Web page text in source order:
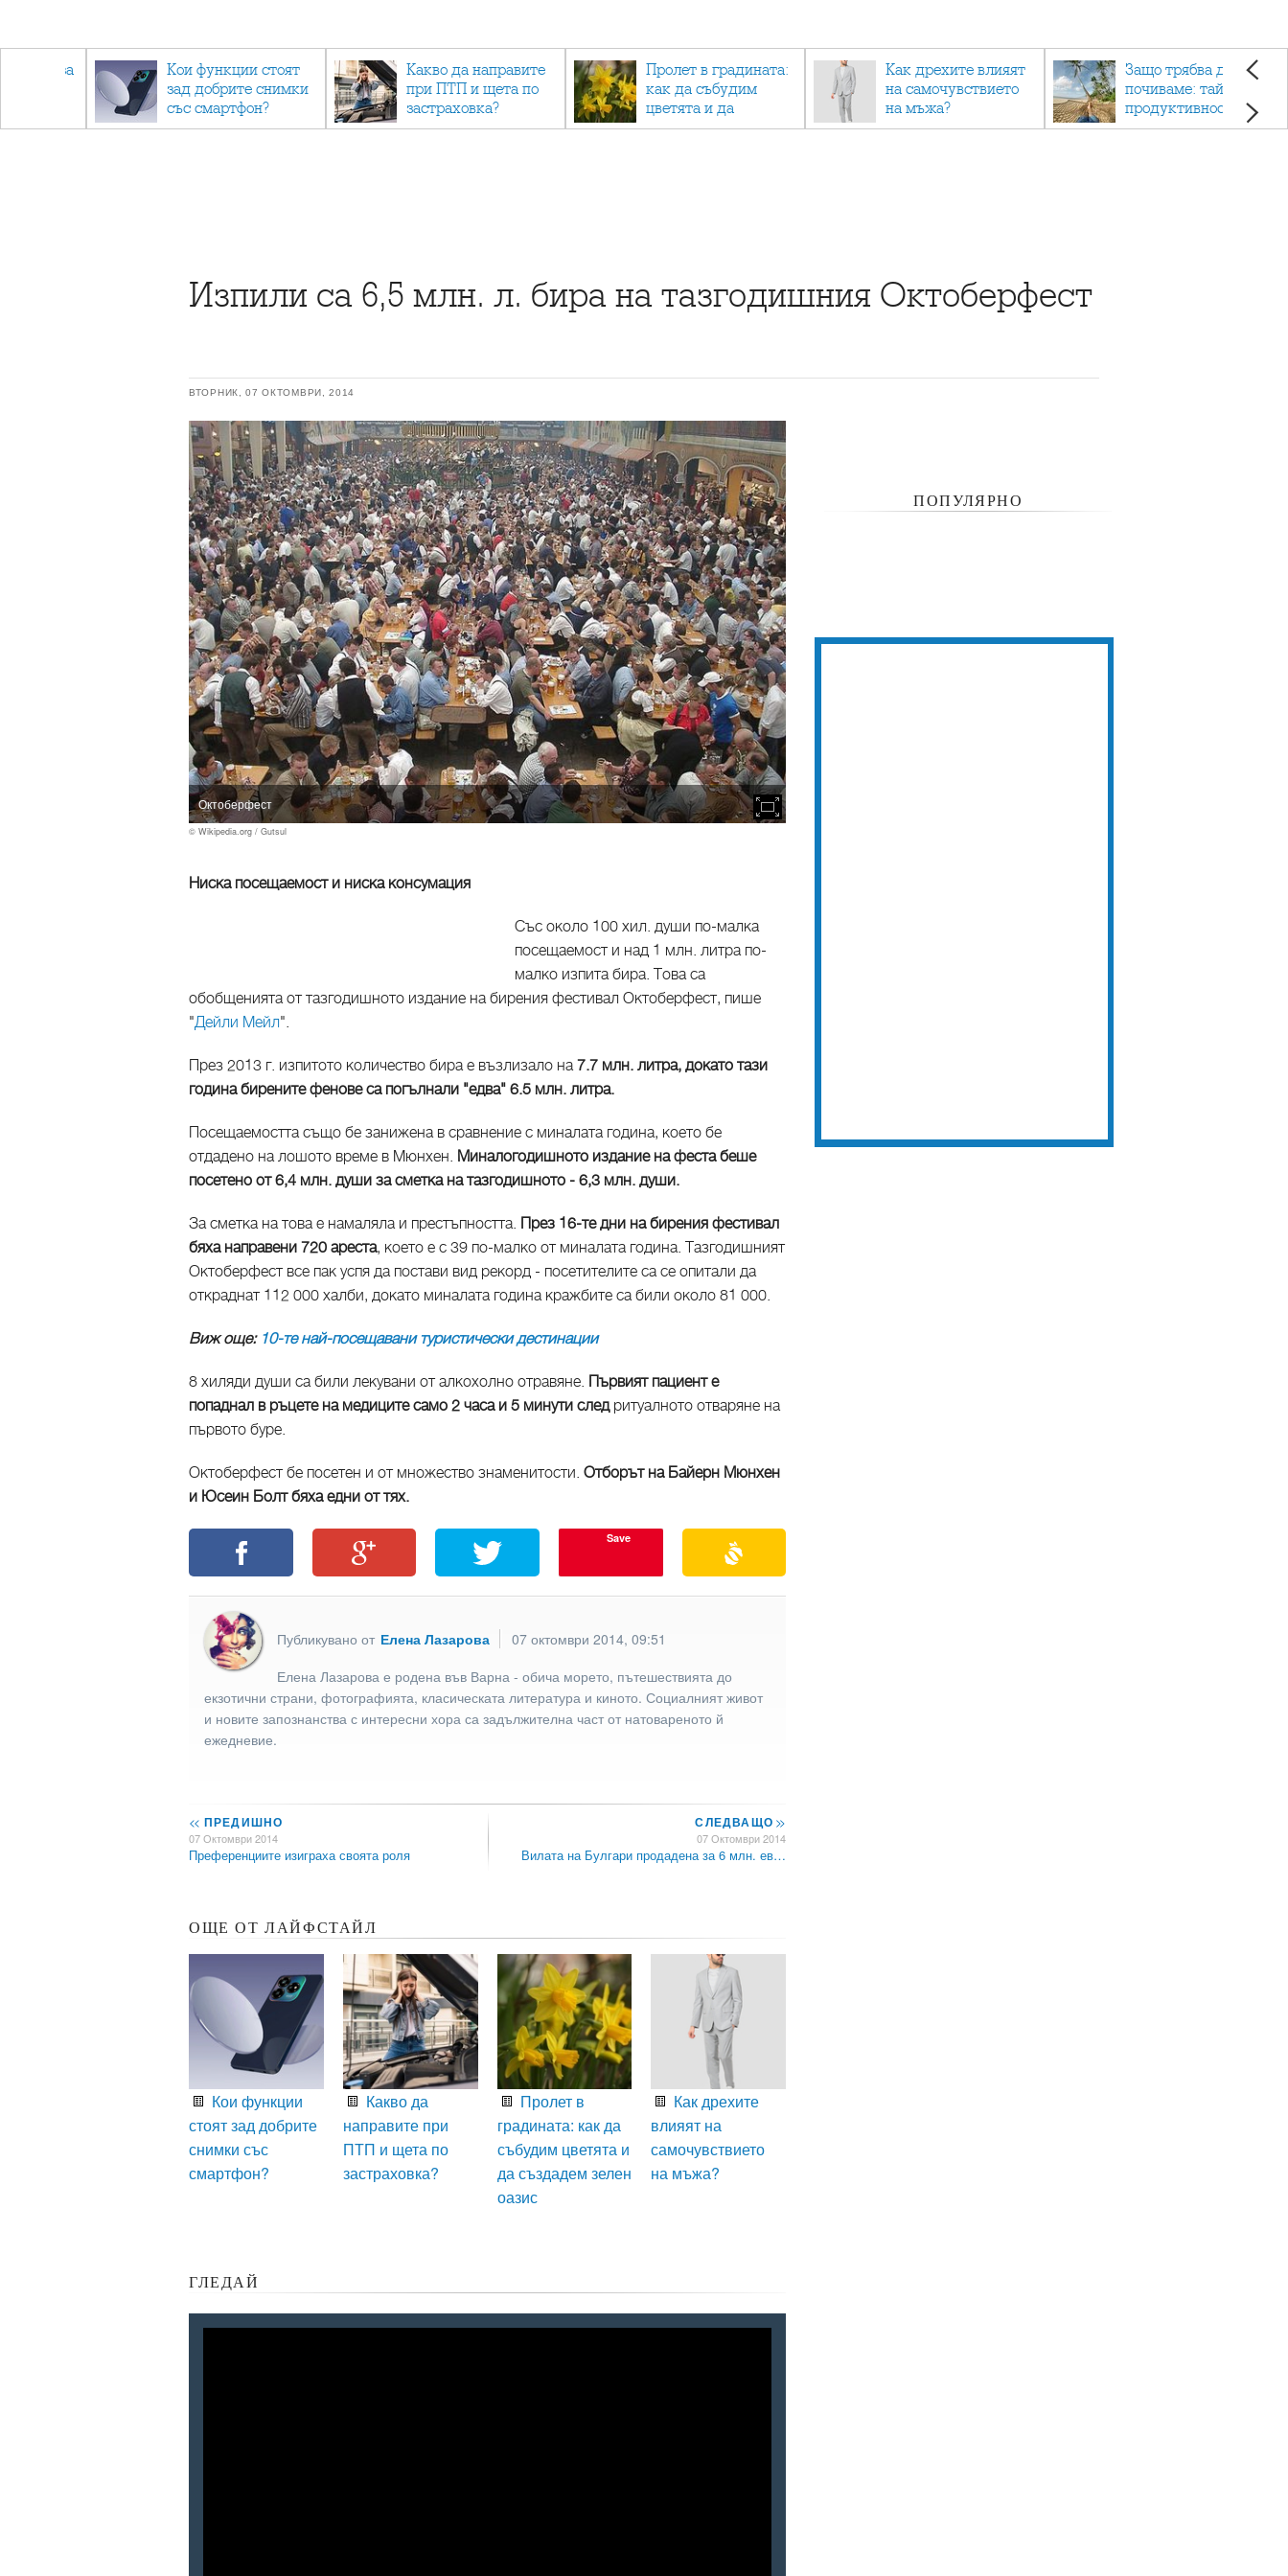
съвети за
Кои функции стоят
зад добрите снимки
със смартфон?
Какво да направите
при ПТП и щета по
застраховка?
Пролет в градината:
как да събудим
цветята и да
създадем зелен
Как дрехите влияят
на самочувствието
на мъжа?
Защо трябва да си
почиваме: тайната на
продуктивността,
здравето и добрия
Изпили са 6,5 млн. л. бира на тазгодишния Октоберфест
ВТОРНИК, 07 ОКТОМВРИ, 2014
Октоберфест
© Wikipedia.org / Gutsul
Ниска посещаемост и ниска консумация
Със около 100 хил. души по-малка
посещаемост и над 1 млн. литра по-
малко изпита бира. Това са
обобщенията от тазгодишното издание на бирения фестивал Октоберфест, пише
"Дейли Мейл".
През 2013 г. изпитото количество бира е възлизало на7.7 млн. литра, докато тази
година бирените фенове са погълнали "едва" 6.5 млн. литра.
Посещаемостта също бе занижена в сравнение с миналата година, което бе
отдадено на лошото време в Мюнхен. Миналогодишното издание на феста беше
посетено от 6,4 млн. души за сметка на тазгодишното - 6,3 млн. души.
За сметка на това e намаляла и престъпността. През 16-те дни на бирения фестивал
бяха направени 720 ареста, което е с 39 по-малко от миналата година. Тазгодишният
Октоберфест все пак успя да постави вид рекорд - посетителите са се опитали да
откраднат 112 000 халби, докато миналата година кражбите са били около 81 000.
Виж още: 10-те най-посещавани туристически дестинации
8 хиляди души са били лекувани от алкохолно отравяне. Първият пациент е
попаднал в ръцете на медиците само 2 часа и 5 минути след ритуалното отваряне на
първото буре.
Октоберфест бе посетен и от множество знаменитости. Отборът на Байерн Мюнхен
и Юсеин Болт бяха едни от тях.
Save
Публикувано от Елена Лазарова
07 октомври 2014, 09:51
Елена Лазарова е родена във Варна - обича морето, пътешествията до
екзотични страни, фотографията, класическата литература и киното. Социалният живот
и новите запознанства с интересни хора са задължителна част от натовареното й
ежедневие.
<< ПРЕДИШНО
07 Октомври 2014
Преференциите изиграха своята роля
СЛЕДВАЩО>>
07 Октомври 2014
Вилата на Булгари продадена за 6 млн. ев…
ОЩЕ ОТ ЛАЙФСТАЙЛ
Кои функции
стоят зад добрите
снимки със
смартфон?
Какво да
направите при
ПТП и щета по
застраховка?
Пролет в
градината: как да
събудим цветята и
да създадем зелен
оазис
Как дрехите
влияят на
самочувствието
на мъжа?
ГЛЕДАЙ
ПОПУЛЯРНО